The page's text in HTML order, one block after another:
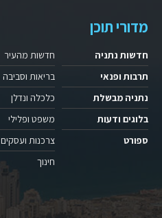
מדורי תוכן
חדשות נתניה
תרבות ופנאי
נתניה מבשלת
בלוגים ודעות
ספורט
חדשות מהעיר
בריאות וסביבה
כלכלה ונדלן
משפט ופלילי
צרכנות ועסקים
חינוך